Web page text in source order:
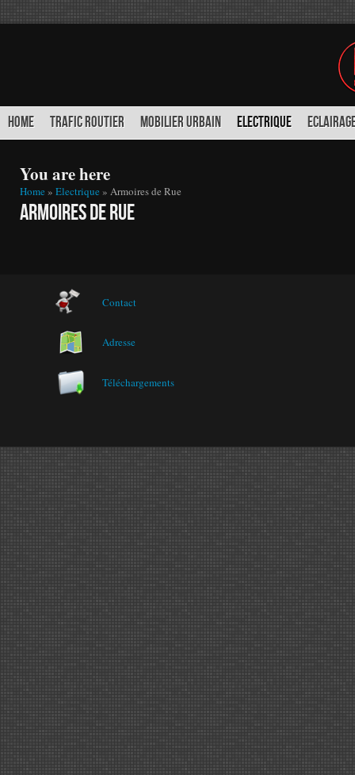
HOME TRAFIC ROUTIER MOBILIER URBAIN ELECTRIQUE
You are here
Home » Electrique » Armoires de Rue
Armoires de Rue
Contact
Adresse
Téléchargements